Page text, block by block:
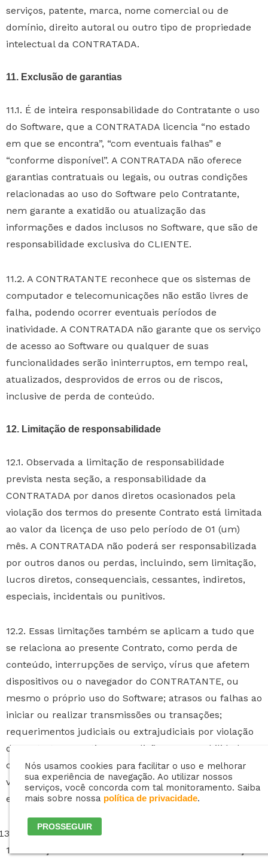
serviços, patente, marca, nome comercial ou de
domínio, direito autoral ou outro tipo de propriedade
intelectual da CONTRATADA.
11. Exclusão de garantias
11.1. É de inteira responsabilidade do Contratante o uso
do Software, que a CONTRATADA licencia “no estado
em que se encontra”, “com eventuais falhas” e
“conforme disponível”. A CONTRATADA não oferece
garantias contratuais ou legais, ou outras condições
relacionadas ao uso do Software pelo Contratante,
nem garante a exatidão ou atualização das
informações e dados inclusos no Software, que são de
responsabilidade exclusiva do CLIENTE.
11.2. A CONTRATANTE reconhece que os sistemas de
computador e telecomunicações não estão livres de
falha, podendo ocorrer eventuais períodos de
inatividade. A CONTRATADA não garante que os serviço
de acesso ao Software ou qualquer de suas
funcionalidades serão ininterruptos, em tempo real,
atualizados, desprovidos de erros ou de riscos,
inclusive de perda de conteúdo.
12. Limitação de responsabilidade
12.1. Observada a limitação de responsabilidade
prevista nesta seção, a responsabilidade da
CONTRATADA por danos diretos ocasionados pela
violação dos termos do presente Contrato está limitada
ao valor da licença de uso pelo período de 01 (um)
mês. A CONTRATADA não poderá ser responsabilizada
por outros danos ou perdas, incluindo, sem limitação,
lucros diretos, consequenciais, cessantes, indiretos,
especiais, incidentais ou punitivos.
12.2. Essas limitações também se aplicam a tudo que
se relaciona ao presente Contrato, como perda de
conteúdo, interrupções de serviço, vírus que afetem
dispositivos ou o navegador do CONTRATANTE, ou
mesmo o próprio uso do Software; atrasos ou falhas ao
iniciar ou realizar transmissões ou transações;
requerimentos judiciais ou extrajudiciais por violação
de contrato, garantia ou condição; responsabilidade
objetiva; negligência; falsidade ideológica; transgressão;
violação de estatuto ou regulamento, ou
enriquecimento sem causa.
Subsistência
13.1. A seção 4 – “Conteúdo de Privacidade” e as seções
Nós usamos cookies para facilitar o uso e melhorar
sua experiência de navegação. Ao utilizar nossos
serviços, você concorda com tal monitoramento. Saiba
mais sobre nossa política de privacidade.
PROSSEGUIR